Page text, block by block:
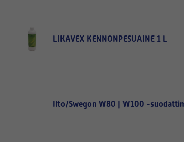
LIKAVEX KENNONPESUAINE 1 L
Ilto/Swegon W80 | W100 -